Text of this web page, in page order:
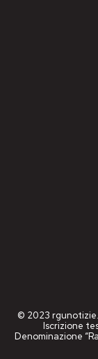
© 2023
Iscrizione
Denominazione